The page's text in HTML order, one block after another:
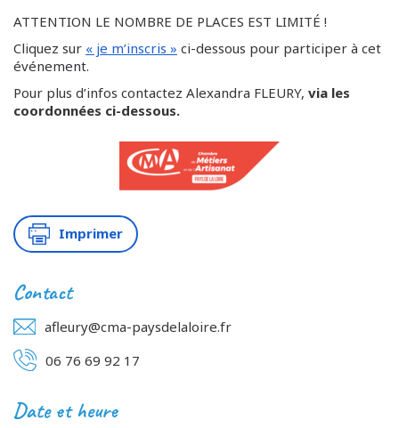
ATTENTION LE NOMBRE DE PLACES EST LIMITÉ !
Cliquez sur « je m’inscris » ci-dessous pour participer à cet
événement.
Pour plus d’infos contactez Alexandra FLEURY, via les
coordonnées ci-dessous.
Imprimer
Contact
afleury@cma-paysdelaloire.fr
06 76 69 92 17
Date et heure